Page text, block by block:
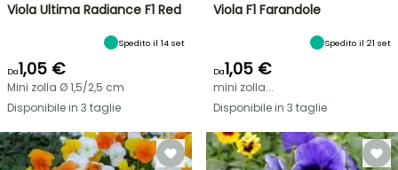
Viola Ultima Radiance F1 Red
Spedito il 14 set
Da1,05 €
Mini zolla Ø 1,5/2,5 cm
Disponibile in 3 taglie
Viola F1 Farandole
Spedito il 21 set
Da1,05 €
mini zolla...
Disponibile in 3 taglie